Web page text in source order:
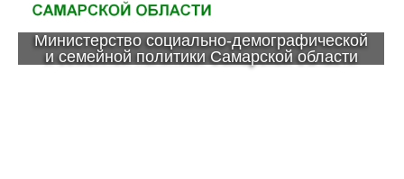
Министерство социально-демографической
и семейной политики Самарской области